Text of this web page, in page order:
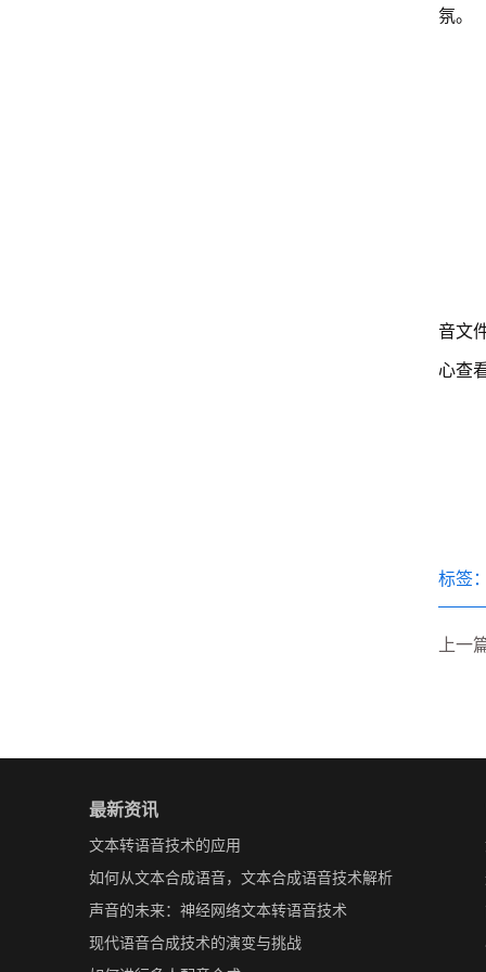
氛。
音文
心查
标签：
上一
最新资讯
文本转语音技术的应用
如何从文本合成语音，文本合成语音技术解析
声音的未来：神经网络文本转语音技术
现代语音合成技术的演变与挑战